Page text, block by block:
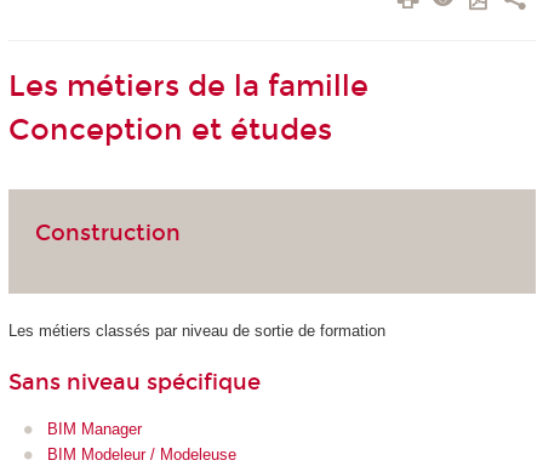
Les métiers de la famille
Conception et études
Construction
Les métiers classés par niveau de sortie de formation
Sans niveau spécifique
BIM Manager
BIM Modeleur / Modeleuse